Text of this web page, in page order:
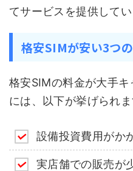
てサービスを提供してい
格安SIMが安い3つ
格安SIMの料金が大手
には、以下が挙げられま
設備投資費用がか
実店舗での販売が